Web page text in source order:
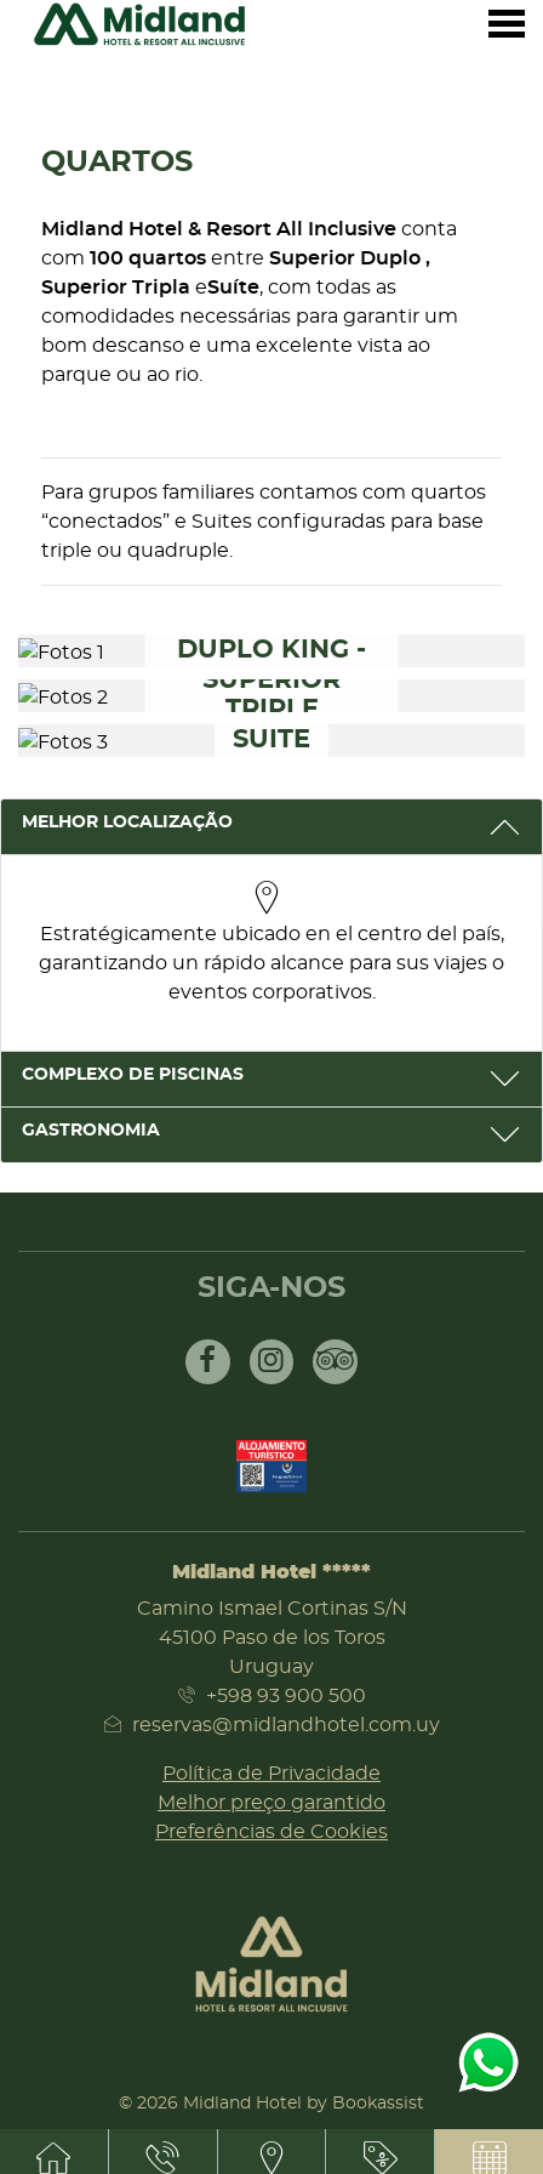
QUARTOS
Midland Hotel & Resort All Inclusiveconta
com 100 quartosentre Superior Duplo ,
Superior Tripla eSuíte, com todas as
comodidades necessárias para garantir um
bom descanso e uma excelente vista ao
parque ou ao rio.
Para grupos familiares contamos com quartos
“conectados” e Suites configuradas para base
triple ou quadruple.
FEATUREDDUPLO KING -
TWIN
INFORMAÇÃO
SUPERIOR
TRIPLE
INFORMAÇÃO
SUITE
3 RAZÕES PARA RESERVAR
MELHOR LOCALIZAÇÃO
Estratégicamente ubicado en el centro del país,
garantizando un rápido alcance para sus viajes o
eventos corporativos.
COMPLEXO DE PISCINAS
GASTRONOMIA
ENDEREÇOMidland Hotel *****
Camino Ismael Cortinas S/N
45100 Paso de los Toros
Uruguay
+598 93 900 500
reservas@midlandhotel.com.uy
Política de Privacidade
Melhor preço garantido
Preferências de Cookies
SIGA-NOS
FacebookInstagramTripadvisor
© 2026 Midland Hotel by Bookassist